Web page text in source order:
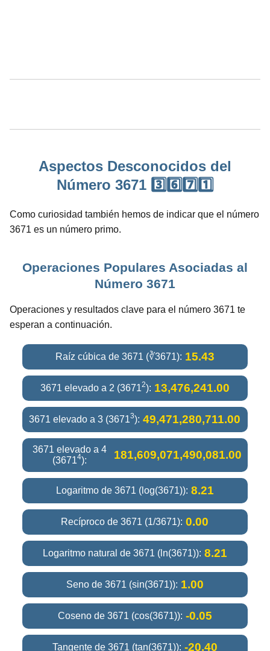
Aspectos Desconocidos del
Número 3671 3️⃣6️⃣7️⃣1️⃣
Como curiosidad también hemos de indicar que el número
3671 es un número primo.
Operaciones Populares Asociadas al
Número 3671
Operaciones y resultados clave para el número 3671 te
esperan a continuación.
Raíz cúbica de 3671 (∛3671): 15.43
3671 elevado a 2 (36712): 13,476,241.00
3671 elevado a 3 (36713): 49,471,280,711.00
3671 elevado a 4
(36714): 181,609,071,490,081.00
Logaritmo de 3671 (log(3671)): 8.21
Recíproco de 3671 (1/3671): 0.00
Logaritmo natural de 3671 (ln(3671)): 8.21
Seno de 3671 (sin(3671)): 1.00
Coseno de 3671 (cos(3671)): -0.05
Tangente de 3671 (tan(3671)): -20.40